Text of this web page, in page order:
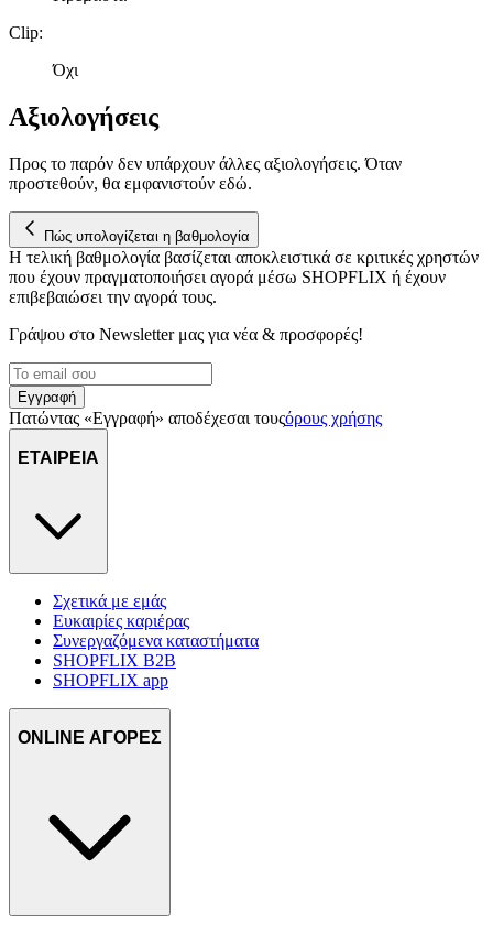
δικτύωσης, διαφημίσεων και ανάλυσης.
Clip:
Όχι
Αξιολογήσεις
Προς το παρόν δεν υπάρχουν άλλες αξιολογήσεις. Όταν
προστεθούν, θα εμφανιστούν εδώ.
Πώς υπολογίζεται η βαθμολογία
Η τελική βαθμολογία βασίζεται αποκλειστικά σε κριτικές χρηστών
που έχουν πραγματοποιήσει αγορά μέσω SHOPFLIX ή έχουν
επιβεβαιώσει την αγορά τους.
Γράψου στο Νewsletter μας για νέα & προσφορές!
Εγγραφή
Πατώντας «Εγγραφή» αποδέχεσαι τουςόρους χρήσης
ΕΤΑΙΡΕΙΑ
Σχετικά με εμάς
Ευκαιρίες καριέρας
Συνεργαζόμενα καταστήματα
SHOPFLIX B2B
SHOPFLIX app
ONLINE ΑΓΟΡΕΣ